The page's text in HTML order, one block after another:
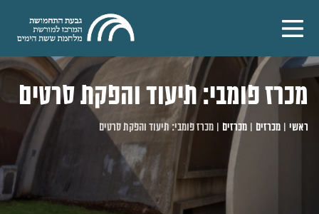
מכרז פומבי: תיעוד והפקת סרטים
ראשי | מכרזים | מכרזים | מכרז פומבי: תיעוד והפקת סרטים